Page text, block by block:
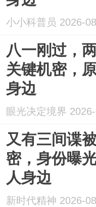
小小科普员 2026-
八一刚过，
关键机密，
身边
眼光决定境界
又有三间谍
密，身份曝
人身边
新时代精神 2026-